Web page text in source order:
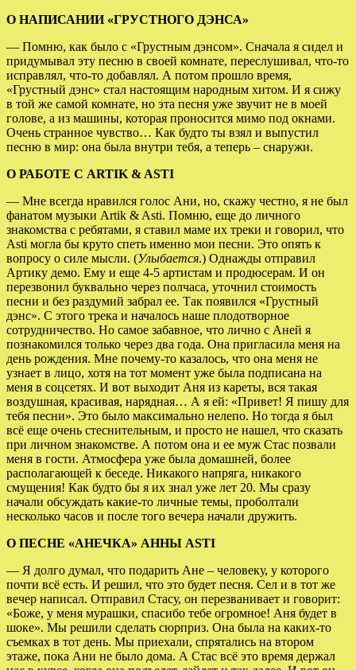
О НАПИСАНИИ «ГРУСТНОГО ДЭНСА»
— Помню, как было с «Грустным дэнсом». Сначала я сидел и
придумывал эту песню в своей комнате, переслушивал, что-то
исправлял, что-то добавлял. А потом прошло время,
«Грустный дэнс» стал настоящим народным хитом. И я сижу
в той же самой комнате, но эта песня уже звучит не в моей
голове, а из машины, которая проносится мимо под окнами.
Очень странное чувство… Как будто ты взял и выпустил
песню в мир: она была внутри тебя, а теперь – снаружи.
О РАБОТЕ С ARTIK & ASTI
— Мне всегда нравился голос Ани, но, скажу честно, я не был
фанатом музыки Artik & Asti. Помню, еще до личного
знакомства с ребятами, я ставил маме их треки и говорил, что
Asti могла бы круто спеть именно мои песни. Это опять к
вопросу о силе мысли. (Улыбается.) Однажды отправил
Артику демо. Ему и еще 4-5 артистам и продюсерам. И он
перезвонил буквально через полчаса, уточнил стоимость
песни и без раздумий забрал ее. Так появился «Грустный
дэнс». С этого трека и началось наше плодотворное
сотрудничество. Но самое забавное, что лично с Аней я
познакомился только через два года. Она пригласила меня на
день рождения. Мне почему-то казалось, что она меня не
узнает в лицо, хотя на тот момент уже была подписана на
меня в соцсетях. И вот выходит Аня из кареты, вся такая
воздушная, красивая, нарядная… А я ей: «Привет! Я пишу для
тебя песни». Это было максимально нелепо. Но тогда я был
всё еще очень стеснительным, и просто не нашел, что сказать
при личном знакомстве. А потом она и ее муж Стас позвали
меня в гости. Атмосфера уже была домашней, более
располагающей к беседе. Никакого напряга, никакого
смущения! Как будто бы я их знал уже лет 20. Мы сразу
начали обсуждать какие-то личные темы, проболтали
несколько часов и после того вечера начали дружить.
О ПЕСНЕ «АНЕЧКА» АННЫ ASTI
— Я долго думал, что подарить Ане – человеку, у которого
почти всё есть. И решил, что это будет песня. Сел и в тот же
вечер написал. Отправил Стасу, он перезванивает и говорит:
«Боже, у меня мурашки, спасибо тебе огромное! Аня будет в
шоке». Мы решили сделать сюрприз. Она была на каких-то
съемках в тот день. Мы приехали, спрятались на втором
этаже, пока Ани не было дома. А Стас всё это время держал